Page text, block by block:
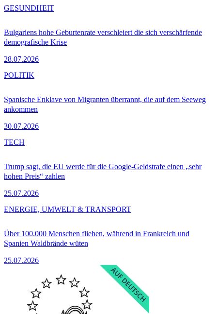
Bulgariens hohe Geburtenrate verschleiert die sich verschärfende
demografische Krise
28.07.2026
GESUNDHEIT
Spanische Enklave von Migranten überrannt, die auf dem Seeweg
ankommen
30.07.2026
POLITIK
Trump sagt, die EU werde für die Google-Geldstrafe einen „sehr
hohen Preis“ zahlen
25.07.2026
TECH
Über 100.000 Menschen fliehen, während in Frankreich und
Spanien Waldbrände wüten
25.07.2026
ENERGIE, UMWELT & TRANSPORT